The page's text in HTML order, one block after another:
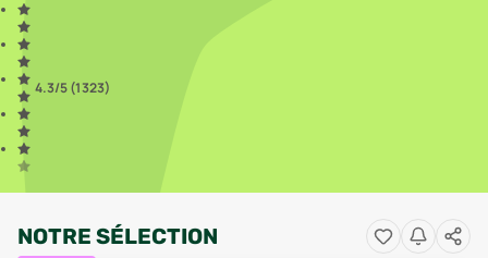
4.3/5 (1 323)
NOTRE SÉLECTION